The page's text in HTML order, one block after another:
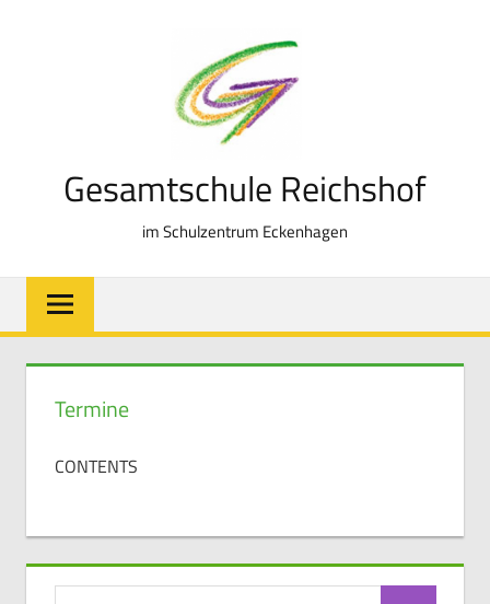
Gesamtschule Reichshof
im Schulzentrum Eckenhagen
Termine
CONTENTS